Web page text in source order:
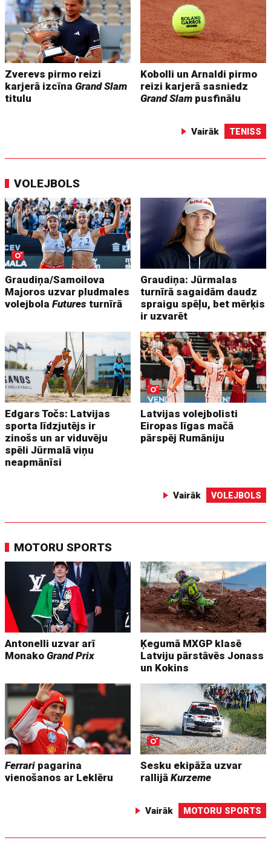
Zverevs pirmo reizi
karjerā izcīnaGrand Slam
titulu
Kobolli un Arnaldi pirmo
reizi karjerā sasniedz
Grand Slam pusfinālu
Vairāk TENISS
VOLEJBOLS
Graudiņa/Samoilova
Majoros uzvar pludmales
volejbolaFutures turnīrā
Graudiņa: Jūrmalas
turnīrā sagaidām daudz
spraigu spēļu, bet mērķis
ir uzvarēt
Edgars Točs: Latvijas
sporta līdzjutējs ir
zinošs un ar viduvēju
spēli Jūrmalā viņu
neapmānīsi
Latvijas volejbolisti
Eiropas līgas mačā
pārspēj Rumāniju
Vairāk VOLEJBOLS
MOTORU SPORTS
Antonelli uzvar arī
MonakoGrand Prix
Ķegumā MXGP klasē
Latviju pārstāvēs Jonass
un Kokins
Ferrari pagarina
vienošanos ar Leklēru
Sesku ekipāža uzvar
rallijāKurzeme
Vairāk MOTORU SPORTS